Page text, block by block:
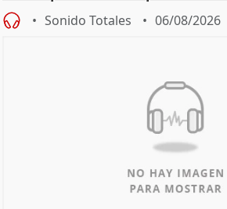
Sonido Totales 06/08/2026